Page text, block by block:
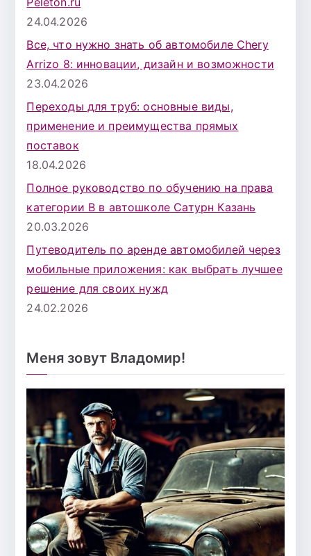
24.04.2026
Все, что нужно знать об автомобиле Chery
Arrizo 8: инновации, дизайн и возможности
23.04.2026
Переходы для труб: основные виды,
применение и преимущества прямых
поставок
18.04.2026
Полное руководство по обучению на права
категории B в автошколе Сатурн Казань
20.03.2026
Путеводитель по аренде автомобилей через
мобильные приложения: как выбрать лучшее
решение для своих нужд
24.02.2026
Меня зовут Владомир!